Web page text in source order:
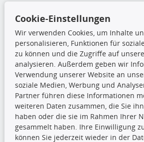
TecDoc Inside
Die hier
insbesondere
dürfen nicht
unterlassen, die Daten oder die gesamte
vorherige Zustimmung TecDocs zu
verbreiten und/oder diese Handlungen
zu lassen. Ein Zuwiderhandeln stellt eine
Urheberrechtsverletzung dar und wird
Cookie-Einstellungen
Wir verwenden Cookies, um Inhalte
personalisieren, Funktionen für
zu können und die Zugriffe auf
analysieren. Außerdem geben wir
Verwendung unserer Website an
soziale Medien, Werbung und
Partner führen diese Informationen
weiteren Daten zusammen, die Sie
haben oder die sie im Rahmen Ihrer
gesammelt haben. Ihre Einwilligung
können Sie jederzeit wieder in der